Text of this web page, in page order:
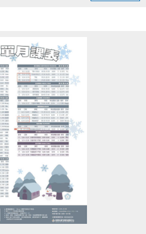
報 APP 9 折；臨櫃報名 95
9 折
別新年回饋，兩門 9 折；三
程或 12 月單月課程，並開
。
現場櫃檯或來電詢問。